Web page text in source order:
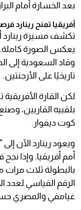
بعد الخسارة أمام
أفريقيا تمنح رينارد
تكشف مسيرة رينارد
يعكس الصورة كاملة.
وقاد السعودية إلى
تاريخيًا على الأرجنتين.
لكن القارة
بلقبيه القاريين،
كوت ديفوار.
ويعود رينارد الآن
أمم أفريقيا. وإذا
بالبطولة ثلاث مرات
الرقم القياسي لعدد
غيامفي والمصري